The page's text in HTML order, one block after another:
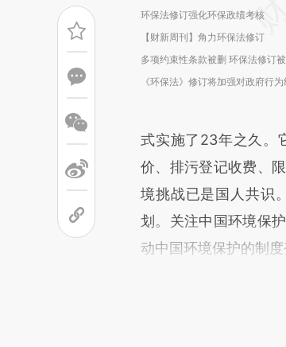
环保法修订强化环保政绩考核
【财新周刊】角力环保法修订
多项约束性条款被删 环保法修订
《环保法》修订将加强对政府行为
式实施了23年之久。
价、排污登记收费、
境挑战已是国人共识
划。关注中国环境保
动中国环境保护的制度